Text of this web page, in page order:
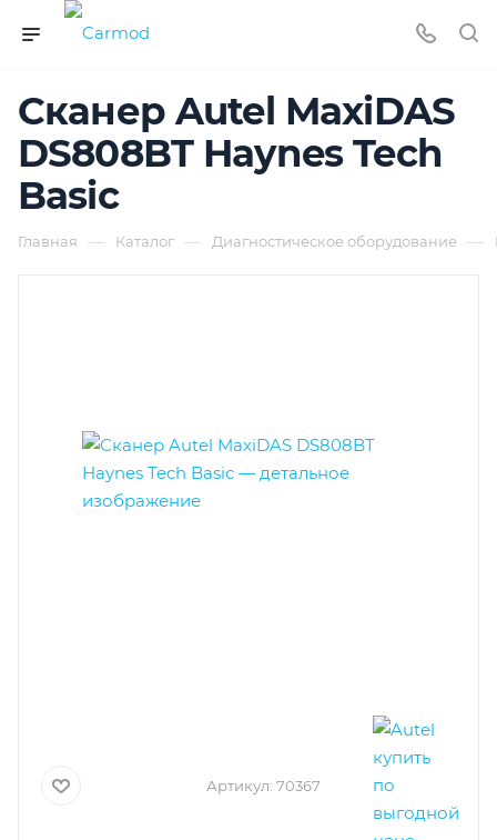
Сканер Autel MaxiDAS
DS808BT Haynes Tech
Basic
Главная — Каталог — Диагностическое оборудование —
Артикул: 70367